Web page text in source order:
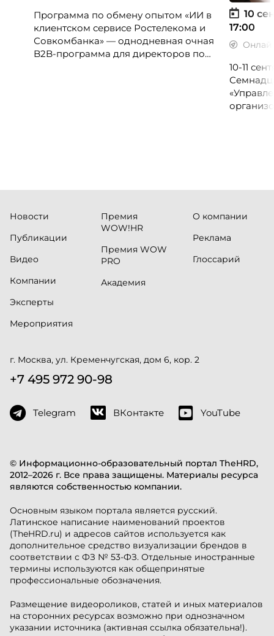
Программа по обмену опытом «ИИ в
клиентском сервисе Ростелекома и
Совкомбанка» — однодневная очная
B2B-программа для директоров по
10
17:00
10-11
© Информационно-образовательный портал TheHRD,
2012–2026 г. Все права защищены. Материалы ресурса
являются собственностью компании.
Основным языком портала является русский.
Латинское написание наименований проектов
(TheHRD.ru) и адресов сайтов используется как
дополнительное средство визуализации брендов в
соответствии с ФЗ № 53-ФЗ. Отдельные иностранные
термины используются как общепринятые
профессиональные обозначения.
Размещение видеороликов, статей и иных материалов
на сторонних ресурсах возможно при однозначном
указании источника (активная ссылка обязательна!).
Новости
Публикации
Видео
Компании
Эксперты
Мероприятия
Премия
WOW!HR
Премия WOW
PRO
Академия
О компании
Реклама
Глоссарий
г. Москва, ул. Кременчугская, дом 6, кор. 2
+7 495 972 90-98
Telegram ВКонтакте YouTube